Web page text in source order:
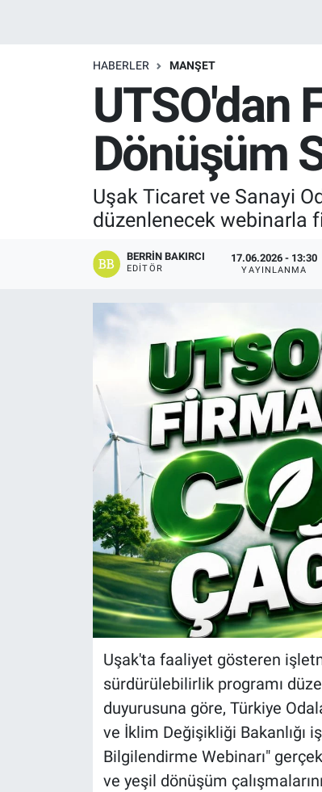
HABERLER MANŞET
UTSO'dan
Dönüşüm
Uşak Ticaret ve Sanayi
düzenlenecek webinarla
BERRIN BAKIRCI
EDITÖR
17.06.2026 - 13:30
YAYINLANMA
Uşak'ta faaliyet gösteren
sürdürülebilirlik programı
duyurusuna göre, Türkiye
ve İklim Değişikliği Bakanlığı
Bilgilendirme Webinarı"
ve yeşil dönüşüm
Resmi İlanlar
Son Dakika